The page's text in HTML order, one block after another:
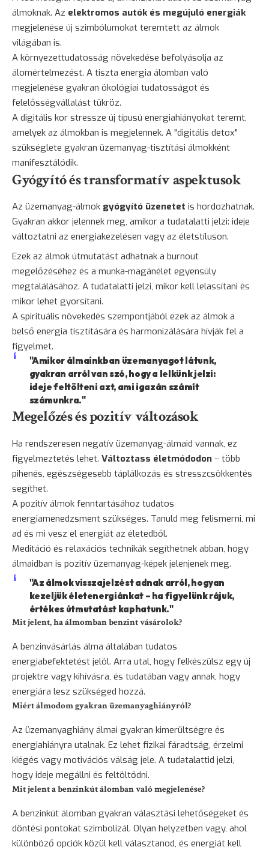
álmoknak. Az elektromos autók és megújuló energiák
megjelenése új szimbólumokat teremtett az álmok
világában is.
A környezettudatosság növekedése befolyásolja az
álomértelmezést. A tiszta energia álomban való
megjelenése gyakran ökológiai tudatosságot és
felelősségvállalást tükröz.
A digitális kor stressze új típusú energiahiányokat teremt,
amelyek az álmokban is megjelennek. A "digitális detox"
szükséglete gyakran üzemanyag-tisztítási álmokként
manifesztálódik.
Gyógyító és transformatív aspektusok
Az üzemanyag-álmok gyógyító üzenetet is hordozhatnak.
Gyakran akkor jelennek meg, amikor a tudatalatti jelzi: ideje
változtatni az energiakezelésen vagy az életstíluson.
Ezek az álmok útmutatást adhatnak a burnout
megelőzéséhez és a munka-magánélet egyensúly
megtalálásához. A tudatalatti jelzi, mikor kell lelassítani és
mikor lehet gyorsítani.
A spirituális növekedés szempontjából ezek az álmok a
belső energia tisztítására és harmonizálására hívják fel a
figyelmet.
"Amikor álmainkban üzemanyagot látunk,
gyakran arról van szó, hogy a lelkünk jelzi:
ideje feltölteni azt, ami igazán számít
számunkra."
Megelőzés és pozitív változások
Ha rendszeresen negatív üzemanyag-álmaid vannak, ez
figyelmeztetés lehet. Változtass életmódodon – több
pihenés, egészségesebb táplálkozás és stresszcsökkentés
segíthet.
A pozitív álmok fenntartásához tudatos
energiamenedzsment szükséges. Tanuld meg felismerni, mi
ad és mi vesz el energiát az életedből.
Meditáció és relaxációs technikák segíthetnek abban, hogy
álmaidban is pozitív üzemanyag-képek jelenjenek meg.
"Az álmok visszajelzést adnak arról, hogyan
kezeljük életenergiánkat – ha figyelünk rájuk,
értékes útmutatást kaphatunk."
Mit jelent, ha álmomban benzint vásárolok?
A benzinvásárlás álma általában tudatos
energiabefektetést jelöl. Arra utal, hogy felkészülsz egy új
projektre vagy kihívásra, és tudatában vagy annak, hogy
energiára lesz szükséged hozzá.
Miért álmodom gyakran üzemanyaghiányról?
Az üzemanyaghiány álmai gyakran kimerültségre és
energiahiányra utalnak. Ez lehet fizikai fáradtság, érzelmi
kiégés vagy motivációs válság jele. A tudatalattid jelzi,
hogy ideje megállni és feltöltődni.
Mit jelent a benzinkút álomban való megjelenése?
A benzinkút álomban gyakran választási lehetőségeket és
döntési pontokat szimbolizál. Olyan helyzetben vagy, ahol
különböző opciók közül kell választanod, és energiát kell